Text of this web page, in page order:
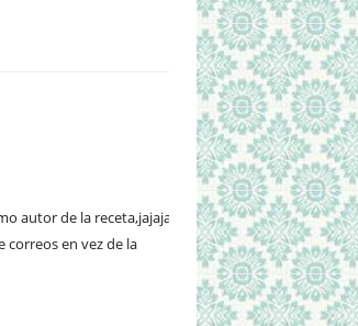
autor de la receta,jajaja,
correos en vez de la